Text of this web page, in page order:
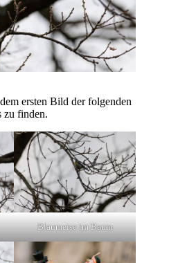
ersten Bild der folgenden
zu finden.
Blaumeise im Baum